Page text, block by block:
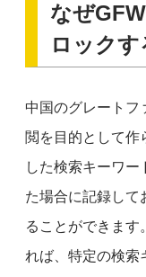
なぜ
ロックす
中国のグレートフ
閲を目的として作
した検索キーワー
た場合に記録して
ることができます
れば、特定の検索